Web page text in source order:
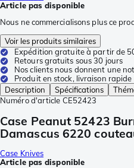
Article pas disponible
Nous ne commercialisons plus ce
Voir les produits similaires
Expédition gratuite à partir de
Retours gratuits sous 30 jours
Nos clients nous donnent une
Produit en stock, livraison rapide
Description
Spécifications
Numéro d'article CE52423
Case Peanut 52423
Damascus 6220
Case Knives
Article pas disponible